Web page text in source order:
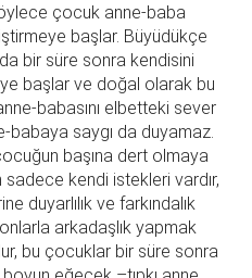
çocuk anne-baba
başlar. Büyüdükçe
bir süre sonra kendisini
başlar ve doğal olarak bu
babasını elbetteki sever
babaya saygı da duyamaz.
başına dert olmaya
kendi istekleri vardır,
duyarlılık ve farkındalık
arkadaşlık yapmak
bu çocuklar bir süre sonra